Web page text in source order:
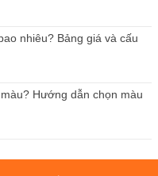
nhiêu? Bảng giá và cấu
Hướng dẫn chọn màu